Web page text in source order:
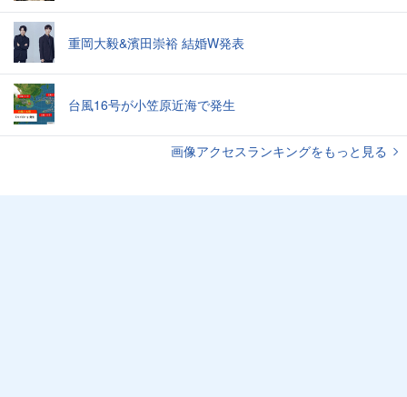
重岡大毅&濱田崇裕 結婚W発表
台風16号が小笠原近海で発生
画像アクセスランキングをもっと見る